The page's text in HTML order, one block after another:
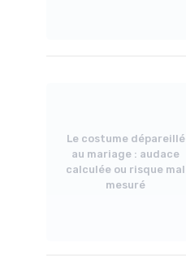
Le costume dépareillé
au mariage : audace
calculée ou risque mal
mesuré